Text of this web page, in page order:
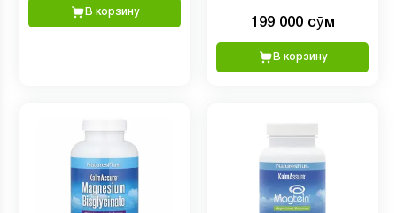
В корзину
199 000 сӯм
В корзину